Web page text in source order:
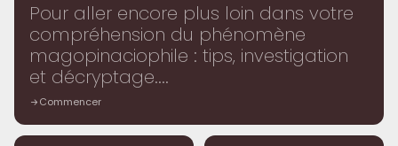
Pour aller encore plus loin dans votre
compréhension du phénomène
magopinaciophile : tips, investigation
et décryptage....
Commencer